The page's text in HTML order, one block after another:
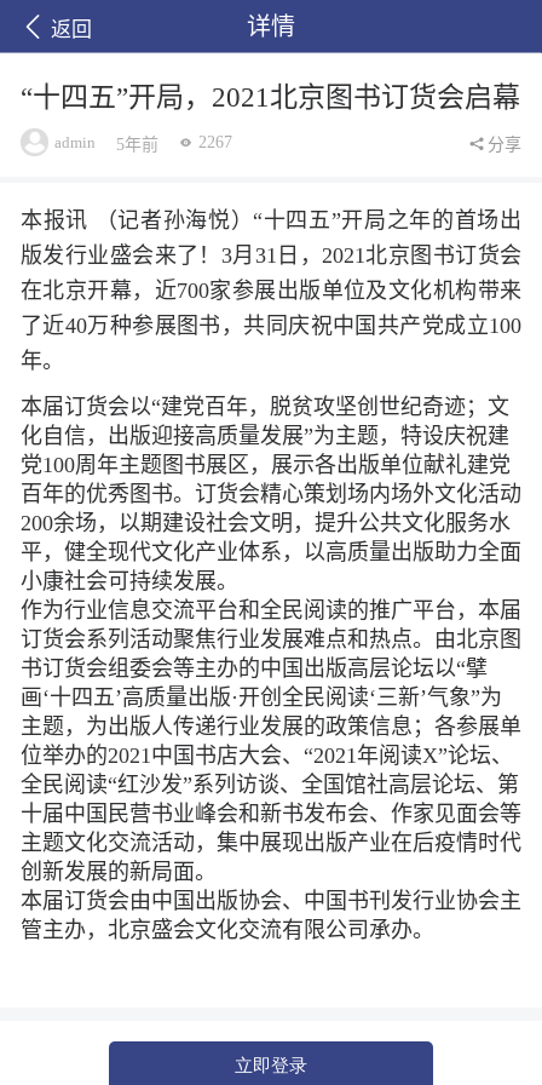
返回 详情
“十四五”开局，2021北京图书订货会启幕
admin 5年前 2267 分享
本报讯 （记者孙海悦）“十四五”开局之年的首场出
版发行业盛会来了！3月31日，2021北京图书订货会
在北京开幕，近700家参展出版单位及文化机构带来
了近40万种参展图书，共同庆祝中国共产党成立100
年。
本届订货会以“建党百年，脱贫攻坚创世纪奇迹；文
化自信，出版迎接高质量发展”为主题，特设庆祝建
党100周年主题图书展区，展示各出版单位献礼建党
百年的优秀图书。订货会精心策划场内场外文化活动
200余场，以期建设社会文明，提升公共文化服务水
平，健全现代文化产业体系，以高质量出版助力全面
小康社会可持续发展。
作为行业信息交流平台和全民阅读的推广平台，本届
订货会系列活动聚焦行业发展难点和热点。由北京图
书订货会组委会等主办的中国出版高层论坛以“擘
画‘十四五’高质量出版·开创全民阅读‘三新’气象”为
主题，为出版人传递行业发展的政策信息；各参展单
位举办的2021中国书店大会、“2021年阅读X”论坛、
全民阅读“红沙发”系列访谈、全国馆社高层论坛、第
十届中国民营书业峰会和新书发布会、作家见面会等
主题文化交流活动，集中展现出版产业在后疫情时代
创新发展的新局面。
本届订货会由中国出版协会、中国书刊发行业协会主
管主办，北京盛会文化交流有限公司承办。
立即登录